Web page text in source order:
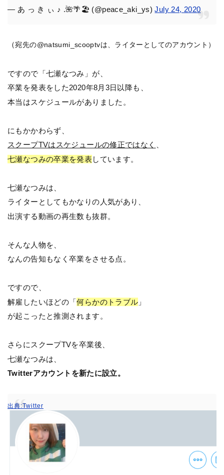
— あ っ き ぃ ♪ .🌺🌴🏖️ (@peace_aki_ys)July 24, 2020
（宛先の@natsumi_scooptvは、ライターとしてのアカウント）
ですので「七瀬なつみ」が、
卒業を発表をした2020年8月3日以降も、
本当はスケジュールがありました。
にもかかわらず、
スクープTVはスケジュールの修正ではなく 、
七瀬なつみの卒業を発表しています。
七瀬なつみは、
ライターとしてもかなりの人気があり、
出演する動画の再生数も抜群。
そんな人物を、
なんの告知もなく卒業をさせる点。
ですので、
解雇したいほどの「何らかのトラブル 」
が起こったと推測されます。
さらにスクープTVを卒業後、
七瀬なつみは、
Twitterアカウントを新たに設立。
出典:Twitter